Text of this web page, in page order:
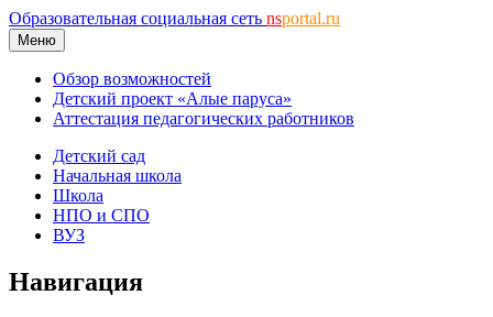
Образовательная социальная сеть nsportal.ru
Меню
Обзор возможностей
Детский проект «Алые паруса»
Аттестация педагогических работников
Детский сад
Начальная школа
Школа
НПО и СПО
ВУЗ
Навигация